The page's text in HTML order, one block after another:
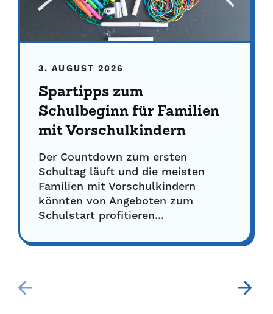
3. AUGUST 2026
Spartipps zum
Schulbeginn für Familien
mit Vorschulkindern
Der Countdown zum ersten
Schultag läuft und die meisten
Familien mit Vorschulkindern
könnten von Angeboten zum
Schulstart profitieren...